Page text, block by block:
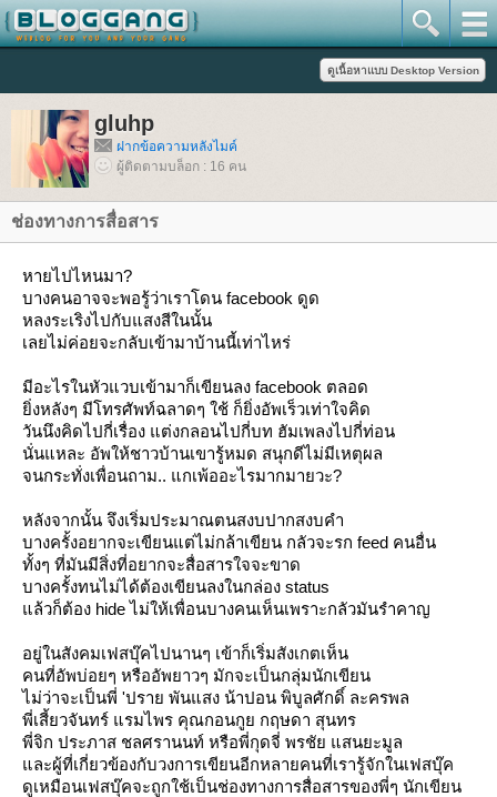
gluhp
ฝากข้อความหลังไมค์
ผู้ติดตามบล็อก : 16 คน
ช่องทางการสื่อสาร
หายไปไหนมา?
บางคนอาจจะพอรู้ว่าเราโดน facebook ดูด
หลงระเริงไปกับแสงสีในนั้น
เลยไม่ค่อยจะกลับเข้ามาบ้านนี้เท่าไหร่
มีอะไรในหัวแวบเข้ามาก็เขียนลง facebook ตลอด
ิ่งหลังๆ มีโทรศัพท์ฉลาดๆ ใช้ ก็ยิ่งอัพเร็วเท่าใจคิด
วันนึงคิดไปกี่เรื่อง แต่งกลอนไปกี่บท ฮัมเพลงไปกี่ท่อน
นั่นแหละ อัพให้ชาวบ้านเขารู้หมด สนุกดีไม่มีเหตุผล
จนกระทั่งเพื่อนถาม.. แกเพ้ออะไรมากมายวะ?
หลังจากนั้น จึงเริ่มประมาณตนสงบปากสงบคำ
บางครั้งอยากจะเขียนแต่ไม่กล้าเขียน กลัวจะรก feed คนอื่น
ทั้งๆ ที่มันมีสิ่งที่อยากจะสื่อสารใจจะขาด
บางครั้งทนไม่ได้ต้องเขียนลงในกล่อง status
ล้วก็ต้อง hide ไม่ให้เพื่อนบางคนเห็นเพราะกลัวมันรำคาญ
อยู่ในสังคมเฟสบุ๊คไปนานๆ เข้าก็เริ่มสังเกตเห็น
คนที่อัพบ่อยๆ หรืออัพยาวๆ มักจะเป็นกลุ่มนักเขียน
ไม่ว่าจะเป็นพี่ 'ปราย พันแสง น้าปอน พิบูลศักดิ์ ละครพล
พี่เสี้ยวจันทร์ แรมไพร คุณกอนกูย กฤษดา สุนทร
พี่จิก ประภาส ชลศรานนท์ หรือพี่กุดจี่ พรชัย แสนยะมูล
ละผู้ที่เกี่ยวข้องกับวงการเขียนอีกหลายคนที่เรารู้จักในเฟสบุ๊ค
ดูเหมือนเฟสบุ๊คจะถูกใช้เป็นช่องทางการสื่อสารของพี่ๆ นักเขียน